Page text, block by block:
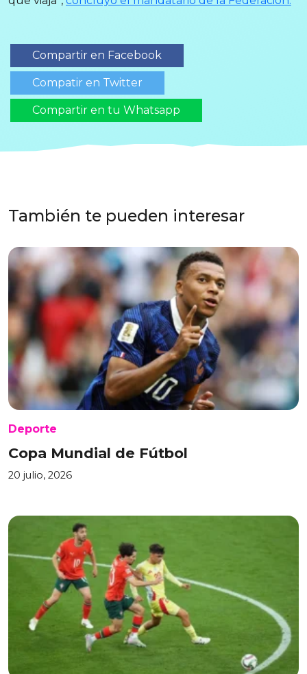
Compartir en Facebook
Compatir en Twitter
Compartir en tu Whatsapp
También te pueden interesar
Deporte
Copa Mundial de Fútbol
20 julio, 2026